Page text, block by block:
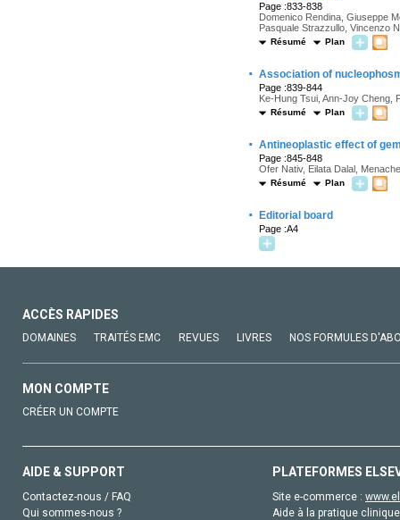
Page :833-838
Domenico Rendina, Giuseppe
Pasquale Strazzullo, Vincenzo
Résumé Plan
· Association of
Page :839-844
Ke-Hung Tsui, Ann-Joy Cheng,
Résumé Plan
· Antineoplastic effect of
Page :845-848
Ofer Nativ, Eilata Dalal,
Résumé Plan
· Editorial board
Page :A4
ACCÈS RAPIDES
DOMAINES TRAITÉS EMC REVUES LIVRES NOS FORMULES
MON COMPTE
CRÉER UN COMPTE
AIDE & SUPPORT
Contactez-nous / FAQ
Qui sommes-nous ?
PLATEFORMES
Site e-commerce :
Aide à la pratique